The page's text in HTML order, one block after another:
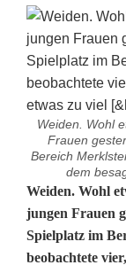
Weiden. Wohl
Frauen
Bereich
dem
U
n
Weiden. Wohl
jungen Frauen
Spielplatz im
beobachtete